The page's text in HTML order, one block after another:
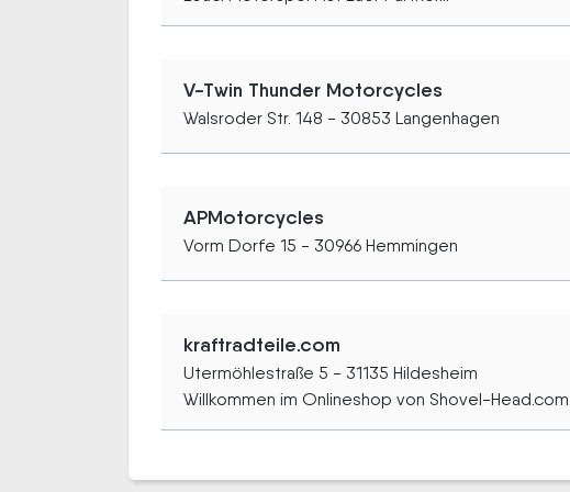
V-Twin Thunder Motorcycles
Walsroder Str. 148 - 30853 Langenhagen
APMotorcycles
Vorm Dorfe 15 - 30966 Hemmingen
kraftradteile.com
Utermöhlestraße 5 - 31135 Hildesheim
Willkommen im Onlineshop von Shovel-Head.com...